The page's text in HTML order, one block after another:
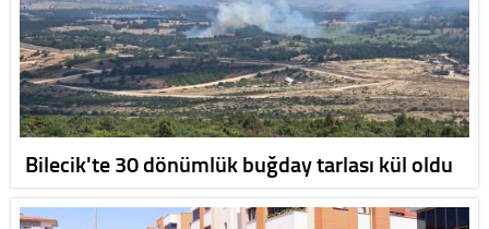
Bilecik'te 30 dönümlük buğday tarlası kül oldu